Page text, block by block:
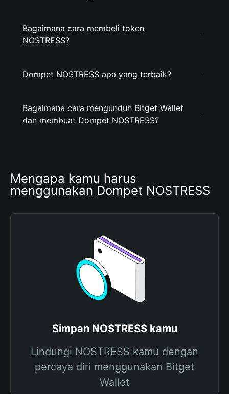
Bagaimana cara membeli token
NOSTRESS?
Dompet NOSTRESS apa yang terbaik?
Bagaimana cara mengunduh Bitget Wallet
dan membuat Dompet NOSTRESS?
Mengapa kamu harus
menggunakan Dompet NOSTRESS
Simpan NOSTRESS kamu
Lindungi NOSTRESS kamu dengan
percaya diri menggunakan Bitget
Wallet